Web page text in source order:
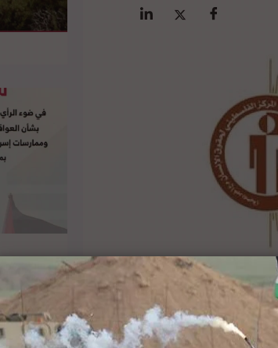
الفلسطينية في منطقة حمصة
الفوقا، شمال وادي الأردن، كامتداد لمخططات الضم الإسرائيلية وتوسيع المستوطنات. حيث هدمت القوات الإسرائيلية 28